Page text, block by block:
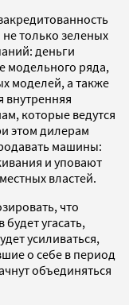
только зеленых
деньги
модельного ряда,
моделей, а также
внутренняя
которые ведутся
этом дилерам
машины:
и уповают
властей.
что
угасать,
усиливаться,
о себе в период
объединяться